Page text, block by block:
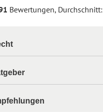
Bewertungen, Durchschnitt: